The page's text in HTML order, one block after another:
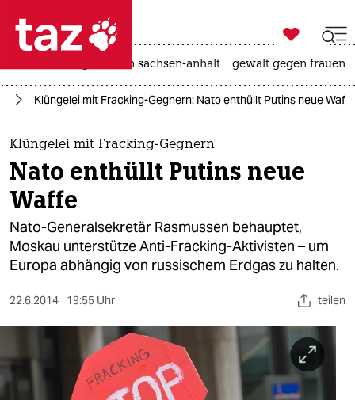
 taz zahl ich
taz zahl ich
themen
politik
öko
gesellschaft
sport
berlin

taz zahl ich
landtagswahl in sachsen-anhalt gewalt gegen frauen
Klüngelei mit Fracking-Gegnern: Nato enthüllt Putins neue Waffe
Klüngelei mit Fracking-Gegnern
Nato enthüllt Putins neue
Waffe
Nato-Generalsekretär Rasmussen behauptet,
Moskau unterstütze Anti-Fracking-Aktivisten – um
Europa abhängig von russischem Erdgas zu halten.
22.6.2014 19:55 Uhr teilen